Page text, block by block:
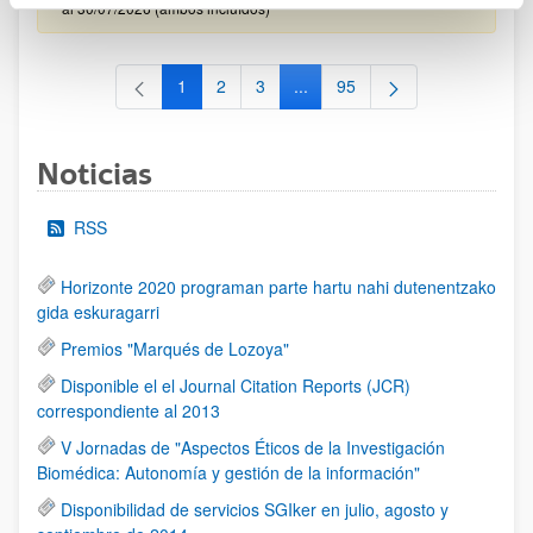
al 30/07/2026 (ambos incluídos)
Página
1 Página
2 Página
3 ...Páginas intermedias Use TAB
Página
95
Noticias
RSS
Horizonte 2020 programan parte hartu nahi dutenentzako
gida eskuragarri
Premios "Marqués de Lozoya"
Disponible el el Journal Citation Reports (JCR)
correspondiente al 2013
V Jornadas de "Aspectos Éticos de la Investigación
Biomédica: Autonomía y gestión de la información"
Disponibilidad de servicios SGIker en julio, agosto y